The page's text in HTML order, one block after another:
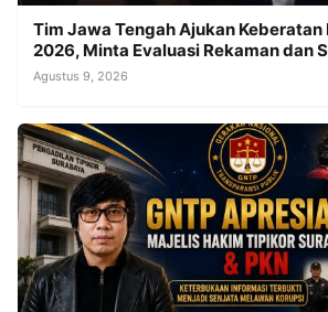
Tim Jawa Tengah Ajukan Keberatan
2026, Minta Evaluasi Rekaman dan
Agustus 9, 2026